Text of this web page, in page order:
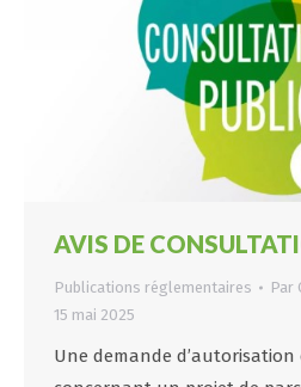
AVIS DE
Publications réglementaires Par
15 mai 2025
Une demande